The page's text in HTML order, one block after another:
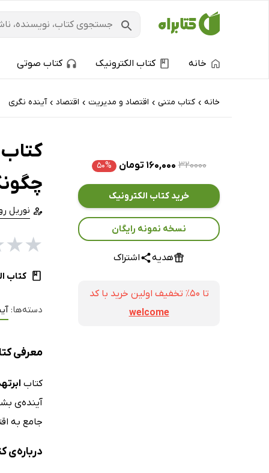
خانه کتاب الکترونیک کتاب صوتی
خانه › کتاب‌ متنی › اقتصاد و مدیریت › اقتصاد › آینده نگری
۳۲۰۰۰۰ ۱۶۰,۰۰۰ تومان ۵۰%
خرید کتاب الکترونیک
نسخه نمونه رایگان
هدیه اشتراک
تا ۵۰٪ تخفیف اولین خرید با کد
welcome
کتاب
نوریل
★
★
کتاب
دسته‌ها:
معرفی
کتاب
جامع به
درباره‌ی